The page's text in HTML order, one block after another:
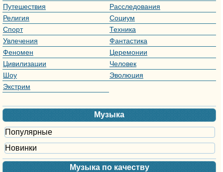
технологии
животные
Путешествия
Расследования
Религия
Социум
Спорт
Техника
Увлечения
Фантастика
Феномен
Церемонии
награждения
Цивилизации
Человек
Шоу
Эволюция
Экстрим
Музыка
Популярные
Новинки
Музыка по качеству